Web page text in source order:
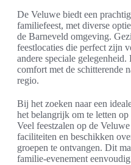
De Veluwe biedt een
familiefeest, met diverse
de Barneveld omgeving.
feestlocaties die perfect zijn
andere speciale
comfort met de schitterende
regio.
Bij het zoeken naar een
het belangrijk om te letten
Veel feestzalen op de
faciliteiten en beschikken
groepen te ontvangen. Dit
familie-evenement